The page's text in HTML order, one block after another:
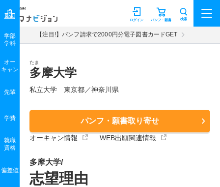
マナビジョン パンフ・願書
ログイン 検索
【注目!】パンフ請求で2000円分電子図書カードGET
たま
多摩大学
私立大学 東京都／神奈川県
パンフ・願書取り寄せ
オーキャン情報 WEB出願関連情報
学部
学科
オー
キャン
先輩
学費
就職
資格
偏差値
多摩大学/
志望理由